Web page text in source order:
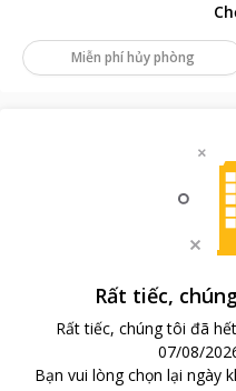
Miễn phí hủy phòng
Rất tiếc,
Rất tiếc, chúng tôi đã
07/08/
Bạn vui lòng chọn lại ngày